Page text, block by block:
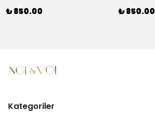
₺ 850.00 ₺ 850.00
Kategoriler